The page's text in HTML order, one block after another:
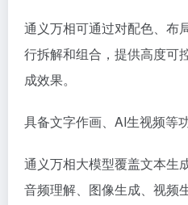
通义万相可通过对配色、布
行拆解和组合，提供高度可
成效果。
具备文字作画、AI生视频等功
通义万相大模型覆盖文本生
音频理解、图像生成、视频